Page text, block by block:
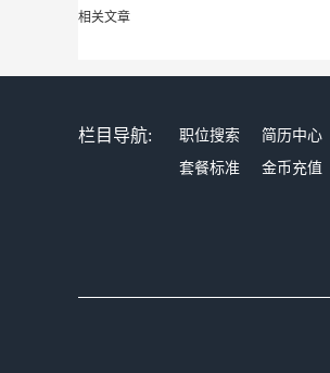
相关文章
栏目导航: 职位搜索 简历中心
套餐标准
金币充值